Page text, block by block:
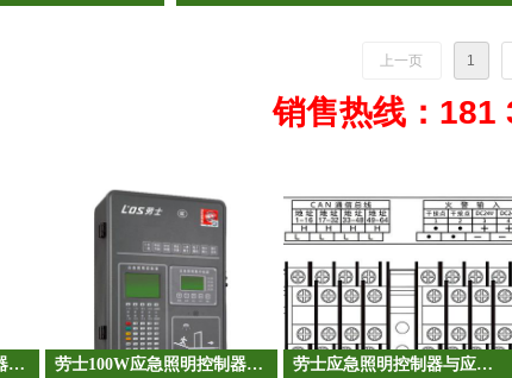
上一页 1
销售热线：181
劳士300W应急照明控制器应急照明集中电源一体机调试视频（一） 劳士100W应急照明控制器应急照明集中电源一体机调试视频（二） 劳士应急照明控制器与应急照明集中电源（配电箱）通信总线接线说明